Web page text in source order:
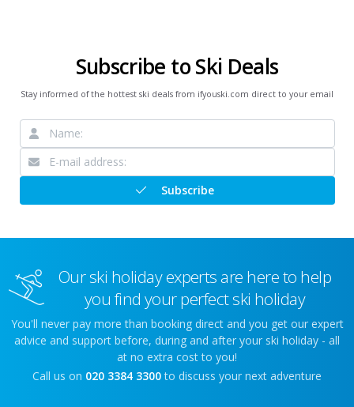
Subscribe to Ski Deals
Stay informed of the hottest ski deals from ifyouski.com direct to your email
Subscribe
Our ski holiday experts are here to help
you find your perfect ski holiday
You'll never pay more than booking direct and you get our expert
advice and support before, during and after your ski holiday - all
at no extra cost to you!
Call us on 020 3384 3300 to discuss your next adventure